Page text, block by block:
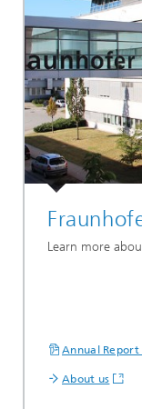
Learn more
Annual Report
About us